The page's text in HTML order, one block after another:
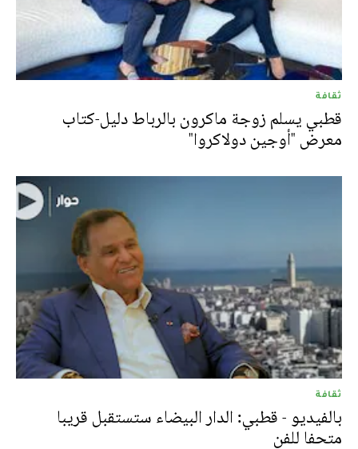
ثقافة
قطبي يسلم زوجة ماكرون بالرباط دليل-كتاب
معرض "أوجين دولاكروا"
ثقافة
بالفيديو - قطبي: الدار البيضاء ستستقبل قريبا
متحفا للفن